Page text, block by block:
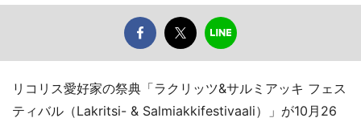
リコリス愛好家の祭典「ラクリッツ&サルミアッキ フェス
ティバル（Lakritsi- & Salmiakkifestivaali）」が10月26